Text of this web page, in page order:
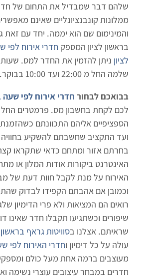
שלהם דבר שמבדיל את התחום של
ממלונות קונבנציונליים שאינם
והמינימום שם הוא יממה. יחד עם זאת
בראשון לציון המספק חדרי אירוח לפי
לציון ניתן להזמין את החדר למס.
שלמה החל מ 22:00 ועד 10:00 בבוקר.
בבואכם לבחור חדרי אירוח לפי שעה
לכם לקחת בחשבון מס. פרמטרים
הספציפיים אליהם התכוונתם
ועד התקציב שחשבתם להשקיע
בחרתם אזור ומתחם כדאי שתקראו
האינטרנט ביקורות אודות המלון או
האירוח על מנת לקבל חוות דעת של
וכמובן אם אהבתם הקפידו לבדוק
רואים הם המציאות ולא פרי הדימיון
שיפורים וכשתגיעו תקבלו חדר שאינו
שראיתם. אצלנו בסוויטות גראף בראשון
עולה על כל דימיון וחדרי האירוח לפי
מעוצבים ברמה אחת מעל כולם
חדרים במבחר עיצובים עוצרי נשימה